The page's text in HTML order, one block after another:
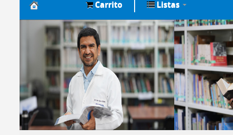
Biblioteca
Central
EsSalud
Carrito Listas